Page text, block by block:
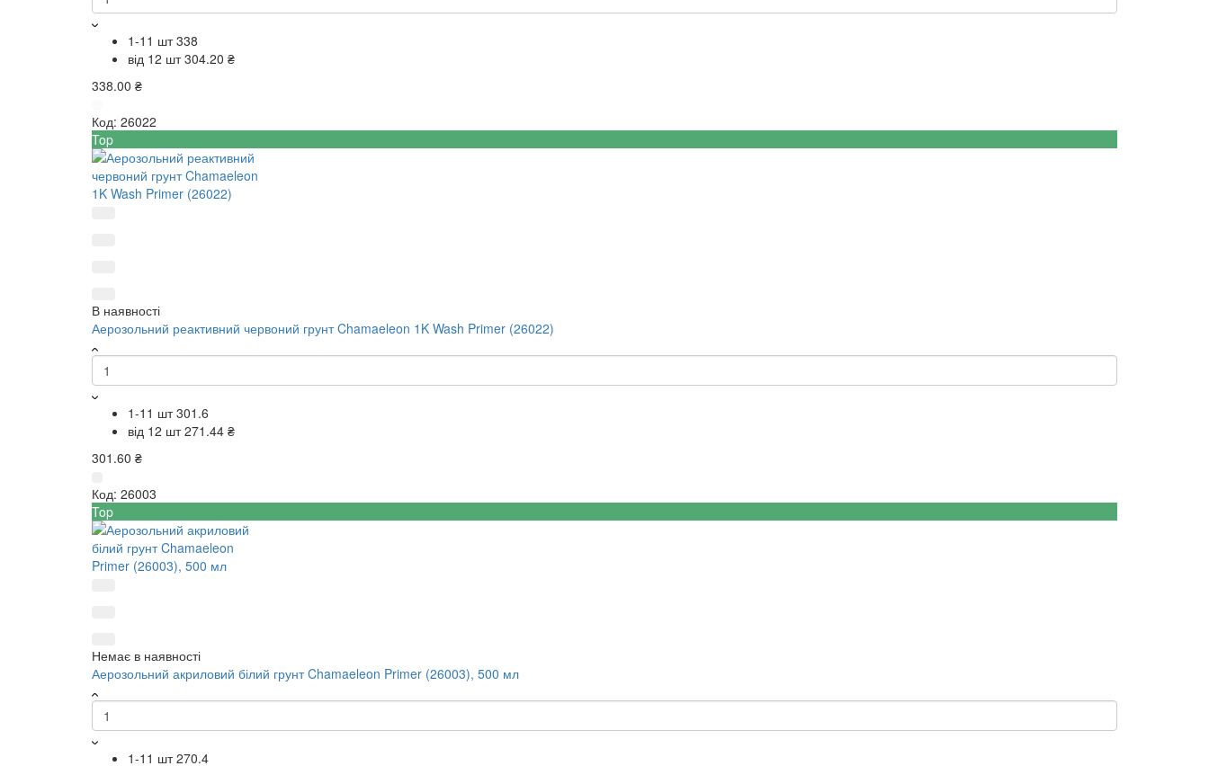
1-11 шт338
від 12 шт304.20 ₴
338.00 ₴
Код: 26022
Top
В наявності
Аерозольний реактивний червоний грунт Chamaeleon 1K Wash Primer (26022)
1-11 шт301.6
від 12 шт271.44 ₴
301.60 ₴
Код: 26003
Top
Немає в наявності
Аерозольний акриловий білий грунт Chamaeleon Primer (26003), 500 мл
1-11 шт270.4